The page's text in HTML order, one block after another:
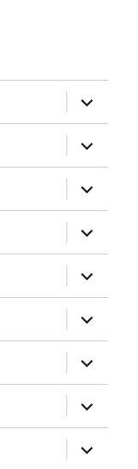
öffnen
öffnen
öffnen
öffnen
öffnen
öffnen
öffnen
öffnen
öffnen